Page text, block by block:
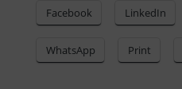
Facebook LinkedIn
WhatsApp Print